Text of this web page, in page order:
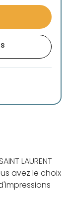
LAURENT
avez le choix